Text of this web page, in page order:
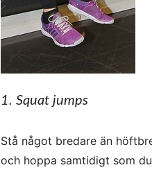
1. Squat jumps
Stå något bredare än
och hoppa samtidigt som